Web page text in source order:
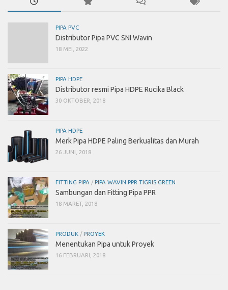
PIPA PVC
Distributor Pipa PVC SNI Wavin
18 MEI, 2022
PIPA HDPE
Distributor resmi Pipa HDPE Rucika Black
30 OKTOBER, 2018
PIPA HDPE
Merk Pipa HDPE Paling Berkualitas dan Murah
26 JUNI, 2018
FITTING PIPA /PIPA WAVIN PPR TIGRIS GREEN
Sambungan dan Fitting Pipa PPR
18 MARET, 2018
PRODUK /PROYEK
Menentukan Pipa untuk Proyek
16 FEBRUARI, 2018